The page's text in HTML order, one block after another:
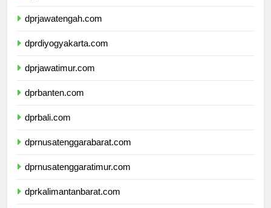
dprjawatengah.com
dprdiyogyakarta.com
dprjawatimur.com
dprbanten.com
dprbali.com
dprnusatenggarabarat.com
dprnusatenggaratimur.com
dprkalimantanbarat.com